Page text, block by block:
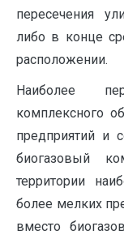
пересечения
либо в конце
расположении.
Наиболее
комплексного
предприятий и
биогазовый
территории
более мелких
вместо